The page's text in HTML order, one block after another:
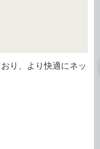
り、より快適にネッ